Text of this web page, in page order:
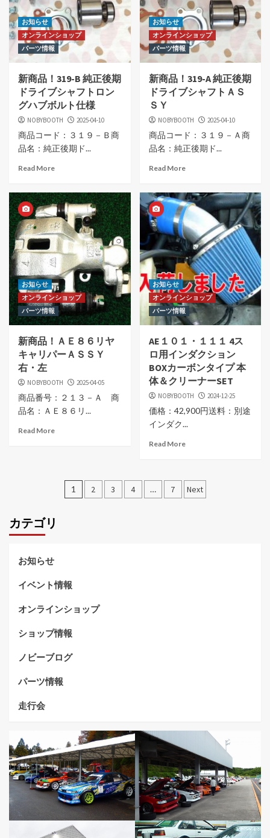
お知らせ
オンラインショップ
パーツ情報
新商品！319-B 純正後期
ドライブシャフトロン
グハブボルト仕様
NOBYBOOTH 2025-04-10
商品コード：３１９－Ｂ商
品名：純正後期ド...
Read More
お知らせ
オンラインショップ
パーツ情報
新商品！319-A 純正後期
ドライブシャフトＡＳ
ＳＹ
NOBYBOOTH 2025-04-10
商品コード：３１９－Ａ商
品名：純正後期ド...
Read More
お知らせ
オンラインショップ
パーツ情報
新商品！ＡＥ８６リヤ
キャリパーＡＳＳＹ
右・左
NOBYBOOTH 2025-04-05
商品番号：２１３－Ａ 商
品名：ＡＥ８６リ...
Read More
お知らせ
オンラインショップ
パーツ情報
AE１０１・１１１ 4ス
ロ用インダクション
BOXカーボンタイプ 本
体＆クリーナーSET
NOBYBOOTH 2024-12-25
価格：42,900円送料：別途
インダク...
Read More
投
ー
シ
ョ
ン
1 2 3 4 … 7 Next
カテゴリ
お知らせ
イベント情報
オンラインショップ
ショップ情報
ノビーブログ
パーツ情報
走行会